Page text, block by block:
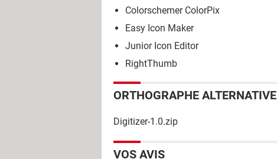
Colorschemer ColorPix
Easy Icon Maker
Junior Icon Editor
RightThumb
ORTHOGRAPHE ALTERNATIVE
Digitizer-1.0.zip
VOS AVIS